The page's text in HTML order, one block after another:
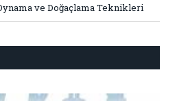
ve Doğaçlama Teknikleri